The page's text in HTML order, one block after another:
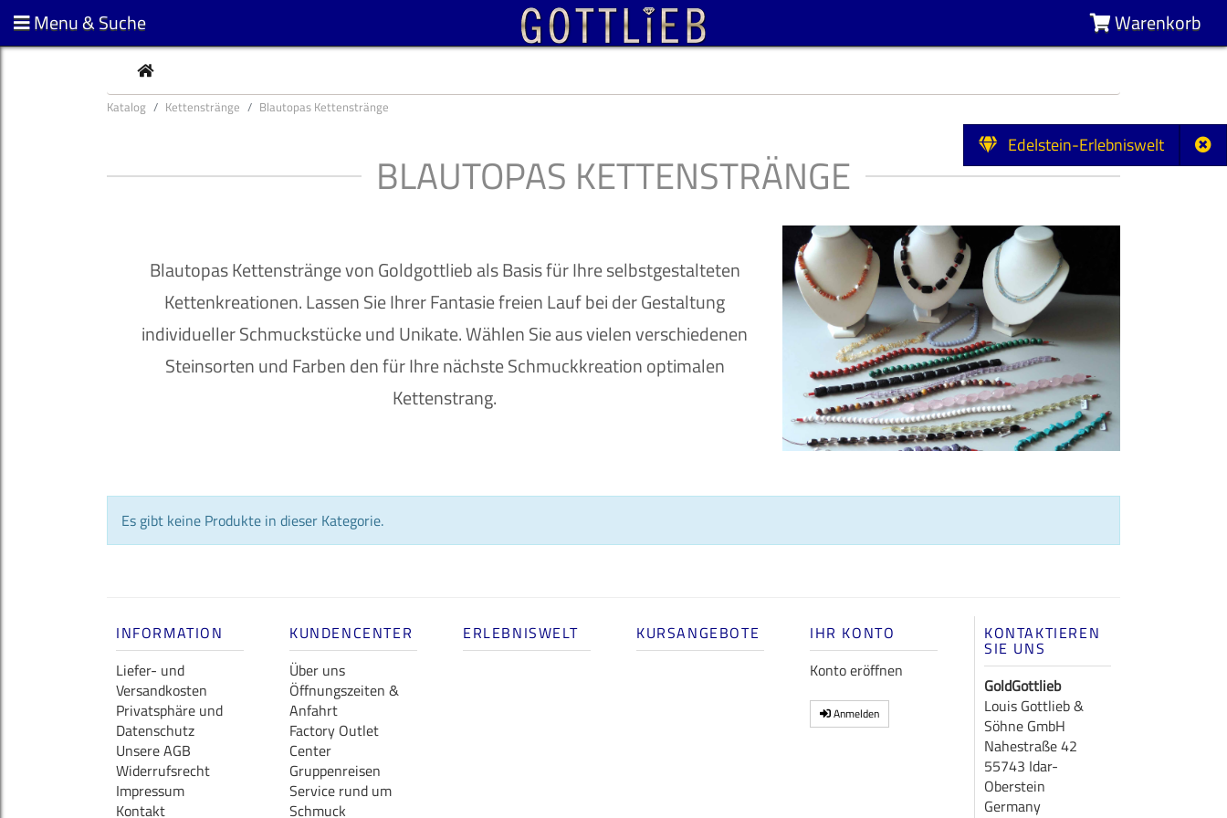
Edelstein-Erlebniswelt
Menu & Suche Warenkorb
CURRENT
Katalog Kettenstränge Blautopas Kettenstränge
BLAUTOPAS KETTENSTRÄNGE
Blautopas Kettenstränge von Goldgottlieb als Basis für Ihre selbstgestalteten
Kettenkreationen. Lassen Sie Ihrer Fantasie freien Lauf bei der Gestaltung
individueller Schmuckstücke und Unikate. Wählen Sie aus vielen verschiedenen
Steinsorten und Farben den für Ihre nächste Schmuckkreation optimalen
Kettenstrang.
Es gibt keine Produkte in dieser Kategorie.
INFORMATION
Liefer- und
Versandkosten
Privatsphäre und
Datenschutz
Unsere AGB
Widerrufsrecht
Impressum
Kontakt
KUNDENCENTER
Über uns
Öffnungszeiten &
Anfahrt
Factory Outlet
Center
Gruppenreisen
Service rund um
Schmuck
ERLEBNISWELT KURSANGEBOTE
IHR KONTO
Konto eröffnen
Anmelden
KONTAKTIEREN
SIE UNS
GoldGottlieb
Louis Gottlieb &
Söhne GmbH
Nahestraße 42
55743 Idar-
Oberstein
Germany